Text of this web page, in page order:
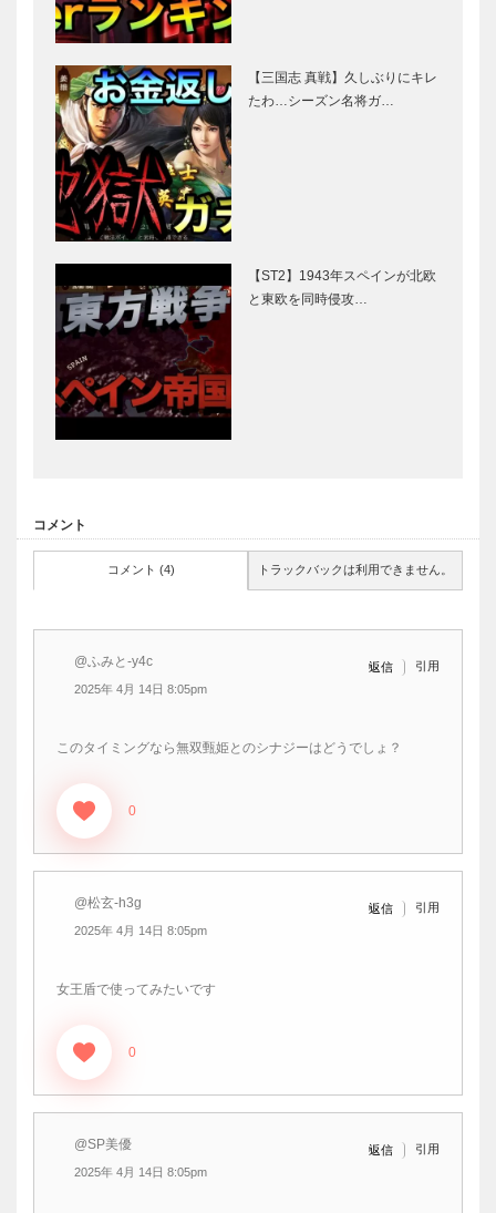
【三国志 真戦】久しぶりにキレ
たわ…シーズン名将ガ…
【ST2】1943年スペインが北欧
と東欧を同時侵攻…
コメント
コメント (4) トラックバックは利用できません。
@ふみと-y4c
2025年 4月 14日 8:05pm
返信 引用
このタイミングなら無双甄姫とのシナジーはどうでしょ？
0
@松玄-h3g
2025年 4月 14日 8:05pm
返信 引用
女王盾で使ってみたいです
0
@SP美優
2025年 4月 14日 8:05pm
返信 引用